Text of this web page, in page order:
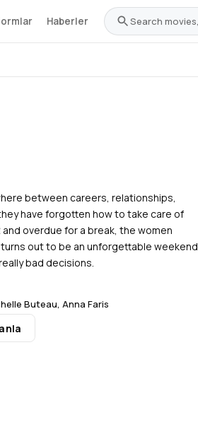
Haberler
between careers, relationships,
have forgotten how to take care of
overdue for a break, the women
out to be an unforgettable weekend
bad decisions.
Buteau, Anna Faris